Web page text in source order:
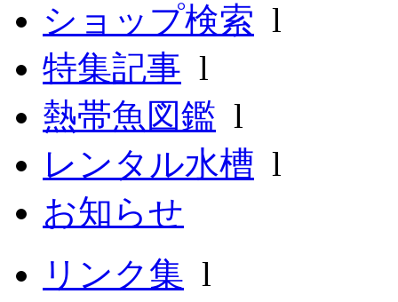
ショップ検索 l
特集記事 l
熱帯魚図鑑 l
レンタル水槽 l
お知らせ
リンク集 l